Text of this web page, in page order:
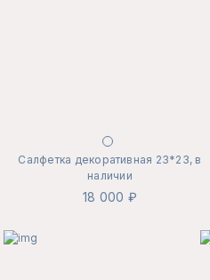
Салфетка декоративная 23*23, в
наличии
18 000 ₽